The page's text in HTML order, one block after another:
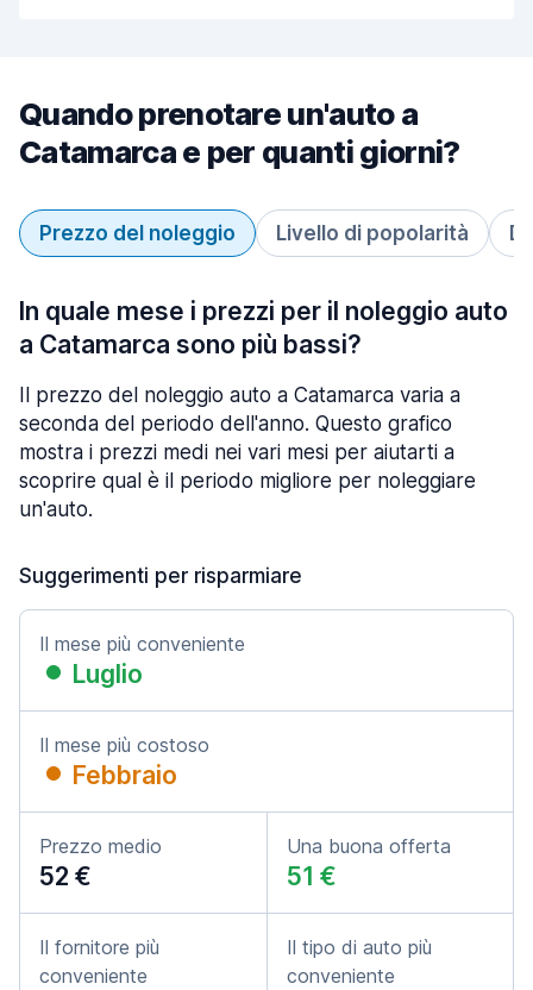
Quando prenotare un'auto a
Catamarca e per quanti giorni?
Prezzo del noleggio Livello di popolarità
In quale mese i prezzi per il noleggio auto
a Catamarca sono più bassi?
Il prezzo del noleggio auto a Catamarca varia a
seconda del periodo dell'anno. Questo grafico
mostra i prezzi medi nei vari mesi per aiutarti a
scoprire qual è il periodo migliore per noleggiare
un'auto.
Suggerimenti per risparmiare
Il mese più conveniente
Luglio
Il mese più costoso
Febbraio
Prezzo medio
52 €
Una buona offerta
51 €
Il fornitore più
conveniente
Il tipo di auto più
conveniente